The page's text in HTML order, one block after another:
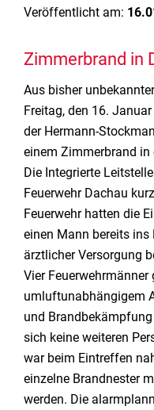
Veröffentlicht am:
Zimmerbrand in
Aus bisher
Freitag, den 16.
der Hermann-
einem Zimmerbrand
Die Integrierte
Feuerwehr Dachau
Feuerwehr hatten die
einen Mann bereits ins
ärztlicher Versorgung
Vier Feuerwehrmänner
umluftunabhängigem
und
sich keine weiteren
war beim Eintreffen
einzelne Brandnester
werden. Die